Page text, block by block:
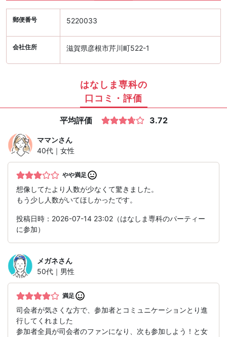
郵便番号 5220033
会社住所 滋賀県彦根市芹川町522-1
はなしま専科の
口コミ・評価
平均評価 3.72
ママンさん
40代｜女性
やや満足
想像してたより人数が少なくて驚きました。
もう少し人数がいてほしかったです。
投稿日時：2026-07-14 23:02（はなしま専科のパーティー
に参加）
メガネさん
50代｜男性
満足
司会者が気さくな方で、参加者とコミュニケーションとり進
行してくれました
参加者全員が司会者のファンになり、次も参加しよう！と女